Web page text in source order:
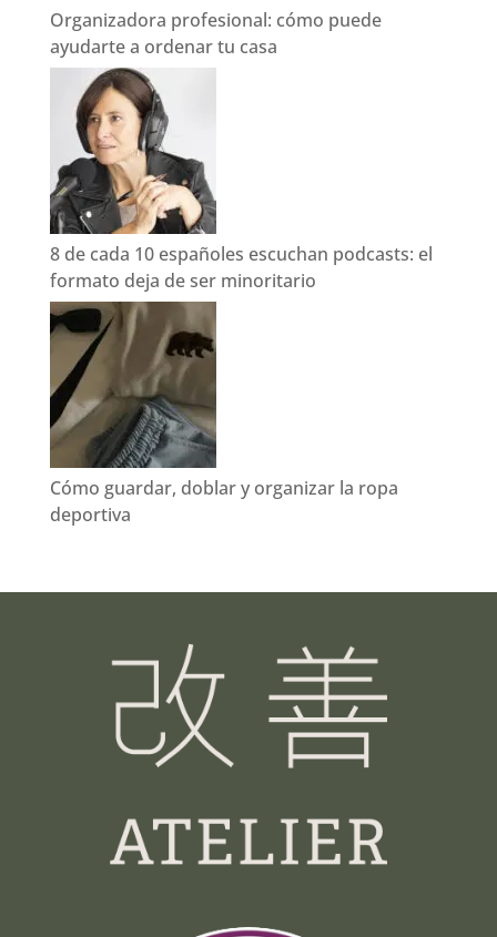
Organizadora profesional: cómo puede
ayudarte a ordenar tu casa
8 de cada 10 españoles escuchan podcasts: el
formato deja de ser minoritario
Cómo guardar, doblar y organizar la ropa
deportiva